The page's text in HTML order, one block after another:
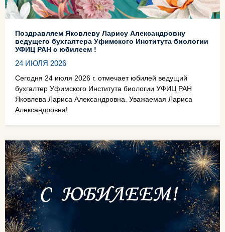
Поздравляем Яковлеву Ларису Александровну
ведущего бухгалтера Уфимского Института биологии
УФИЦ РАН с юбилеем !
24 ИЮЛЯ 2026
Сегодня 24 июля 2026 г. отмечает юбилей ведущий
бухгалтер Уфимского Института биологии УФИЦ РАН
Яковлева Лариса Александровна. Уважаемая Лариса
Александровна!